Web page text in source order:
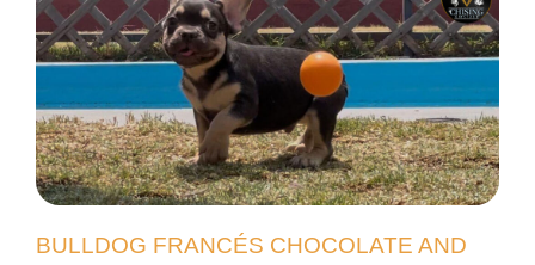
BULLDOG FRANCÉS CHOCOLATE AND